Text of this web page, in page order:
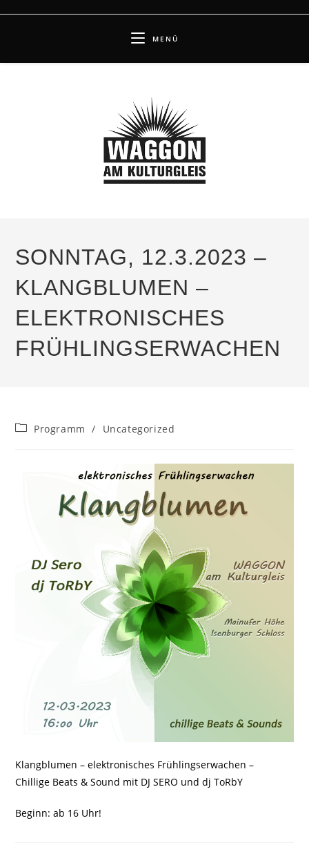
MENÜ
SONNTAG, 12.3.2023 –
KLANGBLUMEN –
ELEKTRONISCHES
FRÜHLINGSERWACHEN
Beitrags-
Programm / Uncategorized
Klangblumen – elektronisches Frühlingserwachen –
Chillige Beats & Sound mit DJ SERO und dj ToRbY
Beginn: ab 16 Uhr!